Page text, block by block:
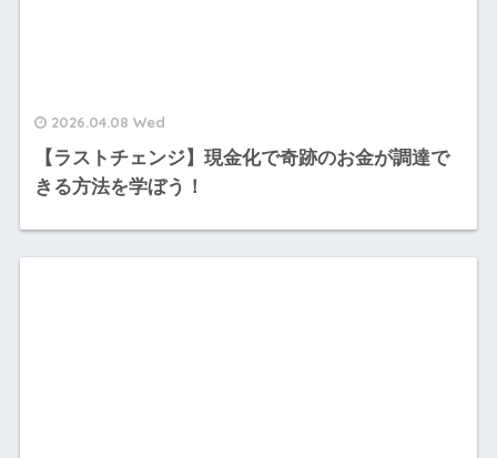
2026.04.08 Wed
【ラストチェンジ】現金化で奇跡のお金が調達で
きる方法を学ぼう！